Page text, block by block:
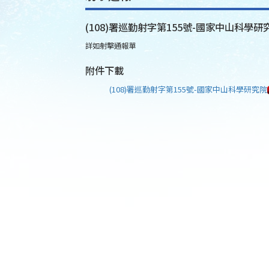
(108)署巡勤射字第155號-國家中山科學研
詳如射擊通報單
附件下載
(108)署巡勤射字第155號-國家中山科學研究院